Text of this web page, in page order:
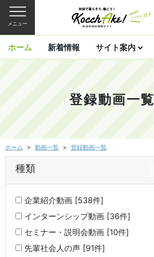
メニュー
ホーム 新着情報 サイト案内
登録動画一覧
ホーム 動画一覧 登録動画一覧
種類
企業紹介動画 [538件]
インターンシップ動画 [36件]
セミナー・説明会動画 [10件]
先輩社会人の声 [91件]